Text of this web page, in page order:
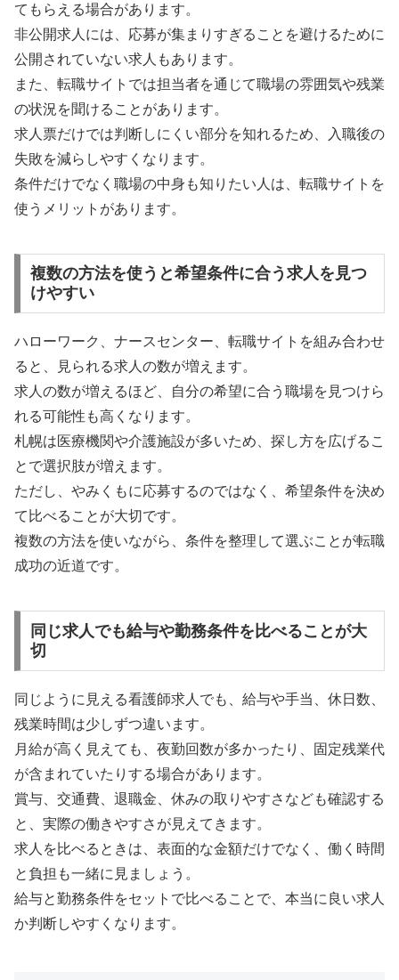
てもらえる場合があります。
非公開求人には、応募が集まりすぎることを避けるために
公開されていない求人もあります。
また、転職サイトでは担当者を通じて職場の雰囲気や残業
の状況を聞けることがあります。
求人票だけでは判断しにくい部分を知れるため、入職後の
失敗を減らしやすくなります。
条件だけでなく職場の中身も知りたい人は、転職サイトを
使うメリットがあります。
複数の方法を使うと希望条件に合う求人を見つ
けやすい
ハローワーク、ナースセンター、転職サイトを組み合わせ
ると、見られる求人の数が増えます。
求人の数が増えるほど、自分の希望に合う職場を見つけら
れる可能性も高くなります。
札幌は医療機関や介護施設が多いため、探し方を広げるこ
とで選択肢が増えます。
ただし、やみくもに応募するのではなく、希望条件を決め
て比べることが大切です。
複数の方法を使いながら、条件を整理して選ぶことが転職
成功の近道です。
同じ求人でも給与や勤務条件を比べることが大
切
同じように見える看護師求人でも、給与や手当、休日数、
残業時間は少しずつ違います。
月給が高く見えても、夜勤回数が多かったり、固定残業代
が含まれていたりする場合があります。
賞与、交通費、退職金、休みの取りやすさなども確認する
と、実際の働きやすさが見えてきます。
求人を比べるときは、表面的な金額だけでなく、働く時間
と負担も一緒に見ましょう。
給与と勤務条件をセットで比べることで、本当に良い求人
か判断しやすくなります。